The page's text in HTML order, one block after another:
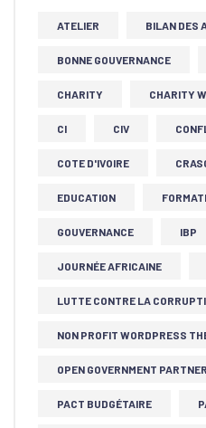
ATELIER BILAN DES
BONNE GOUVERNANCE
CHARITY CHARITY
CI CIV
COTE D'IVOIRE
EDUCATION
GOUVERNANCE IBP
JOURNÉE AFRICAINE
LUTTE CONTRE LA
NON PROFIT WORDPRESS
OPEN GOVERNMENT
PACT BUDGÉTAIRE